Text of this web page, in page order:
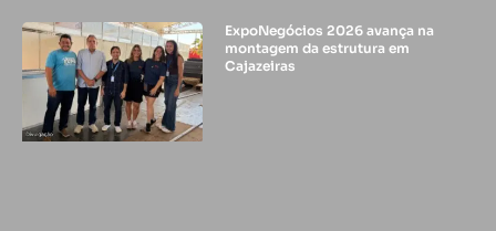
ExpoNegócios 2026 avança na
montagem da estrutura em
Cajazeiras